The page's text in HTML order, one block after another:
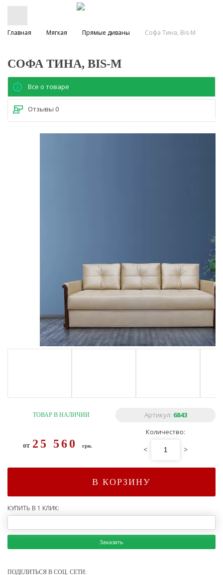
Главная Мягкая Прямые диваны Софа Тина, Bis-M
СОФА ТИНА, BIS-M
Все о товаре
Отзывы 0
ТОВАР В НАЛИЧИИ Артикул: 6843
от 25 560 грн.
Количество:
< >
В КОРЗИНУ
КУПИТЬ В 1 КЛИК:
Заказать
ПОДЕЛИТЬСЯ В СОЦ. СЕТИ: